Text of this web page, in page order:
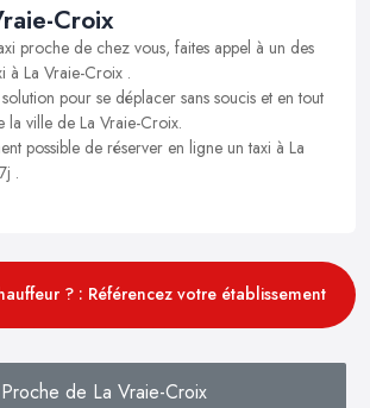
Croix
proche de chez vous, faites appel à un des
à La Vraie-Croix .
pour se déplacer sans soucis et en tout
la ville de La Vraie-Croix.
possible de réserver en ligne un taxi à La
.
? : Référencez votre établissement
Proche de La Vraie-Croix